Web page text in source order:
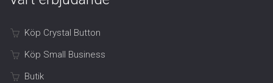
Köp Crystal Button
Köp Small Business
Butik